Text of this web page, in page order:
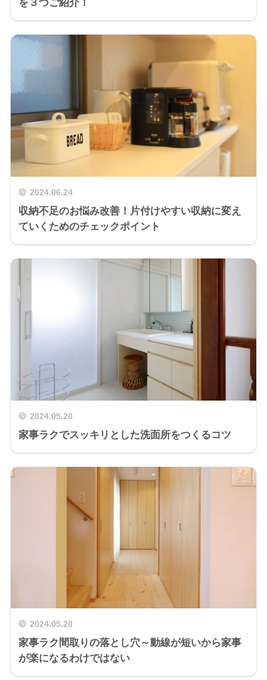
を３つご紹介！
2024.06.24
収納不足のお悩み改善！片付けやすい収納に変え
ていくためのチェックポイント
2024.05.20
家事ラクでスッキリとした洗面所をつくるコツ
2024.05.20
家事ラク間取りの落とし穴～動線が短いから家事
が楽になるわけではない